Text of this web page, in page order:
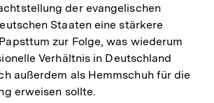
der evangelischen
Staaten eine stärkere
zur Folge, was wiederum
Verhältnis in Deutschland
außerdem als Hemmschuh für die
erweisen sollte.